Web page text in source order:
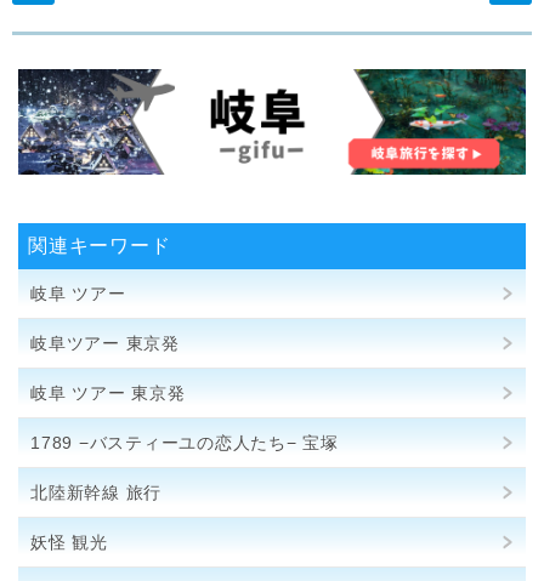
関連キーワード
岐阜 ツアー
岐阜ツアー 東京発
岐阜 ツアー 東京発
1789 −バスティーユの恋人たち− 宝塚
北陸新幹線 旅行
妖怪 観光